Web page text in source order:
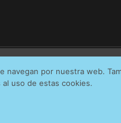
por nuestra web.
uso de estas cookies.
Aceptar